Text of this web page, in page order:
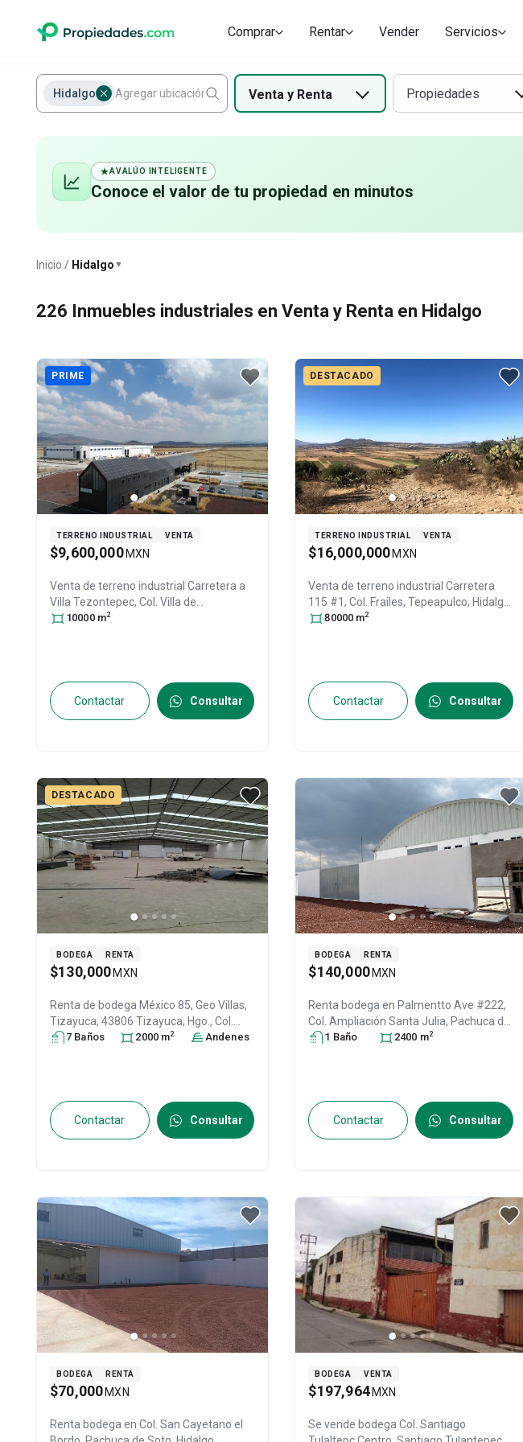
Hidalgo Venta y Renta Propiedades
226 Inmuebles industriales en Venta y Renta en Hidalgo
AVALÚO INTELIGENTE
Conoce el valor de tu propiedad en minutos
Inicio Hidalgo
Hidalgo ▼
PRIME
TERRENO INDUSTRIAL VENTA
$9,600,000 MXN
Venta de terreno industrial Carretera a
Villa Tezontepec, Col. Villa de
Tezontepec Centro,
10000 m2
Contactar Consultar
DESTACADO
TERRENO INDUSTRIAL VENTA
$16,000,000 MXN
Venta de terreno industrialCarretera
115 #1, Col. Frailes,Tepeapulco, Hidalgo
México, C.P. 43977
80000 m2
Contactar Consultar
DESTACADO
BODEGA RENTA
$130,000 MXN
Renta de bodega México 85, Geo Villas,
Tizayuca, 43806 Tizayuca, Hgo., Col.
Geo Villas,Tizayuca, Hidalgo, México,
7 Baños 2000 m2 Andenes
Contactar Consultar
BODEGA RENTA
$140,000 MXN
Renta bodega en Palmentto Ave #222,
Col. Ampliación Santa Julia, Pachuca de
Soto , Hidalgo , México, C.P. 42080
1 Baño 2400 m2
Contactar Consultar
BODEGA RENTA
$70,000 MXN
Renta bodega en Col. San Cayetano el
BODEGA VENTA
$197,964 MXN
Se vende bodegaCol. Santiago
Comprar Rentar Vender Servicios